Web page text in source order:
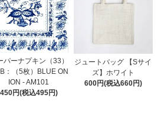
パーナプキン（33）
：（5枚）BLUE ON
ION - AM101
450円(税込495円)
ジュートバッグ 【Sサイ
ズ】ホワイト
600円(税込660円)